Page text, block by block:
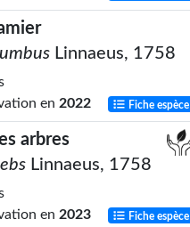
Linnaeus, 1758
en 2022 Fiche espèce
arbres
Linnaeus, 1758
en 2023 Fiche espèce